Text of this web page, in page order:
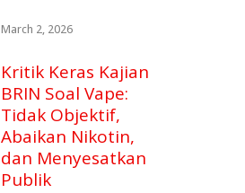
March 2, 2026
Kritik Keras Kajian
BRIN Soal Vape:
Tidak Objektif,
Abaikan Nikotin,
dan Menyesatkan
Publik